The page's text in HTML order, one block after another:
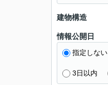
建物構造
情報公開日
指定しない
3日以内